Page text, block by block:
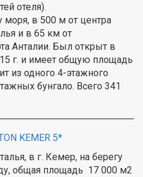
отеля).
моря, в 500 м от центра
и в 65 км от
Анталии. Был открыт в
г. и имеет общую площадь
из одного 4-этажного
бунгало. Всего 341
KEMER 5*
в г. Кемер, на берегу
общая площадь 17 000 м2